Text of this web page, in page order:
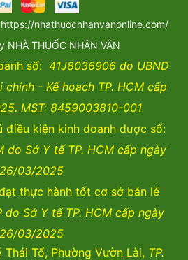
nhathuocnhanvanonline.com/
NHÀ THUỐC NHÂN VĂN
số: 41J8036906 do UBND
chính - Kế hoạch TP. HCM cấp
MST: 8459003810-001
điều kiện kinh doanh dược số:
do Sở Y tế TP. HCM cấp ngày
26/03/2025
thực hành tốt cơ sở bán lẻ
do Sở Y tế TP. HCM cấp ngày
26/03/2025
Thái Tổ, Phường Vườn Lài, TP.